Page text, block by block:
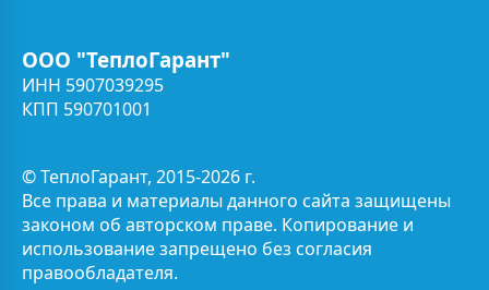
ООО "ТеплоГарант"
ИНН 5907039295
КПП 590701001
© ТеплоГарант, 2015-2026 г.
Все права и материалы данного сайта защищены
законом об авторском праве. Копирование и
использование запрещено без согласия
правообладателя.